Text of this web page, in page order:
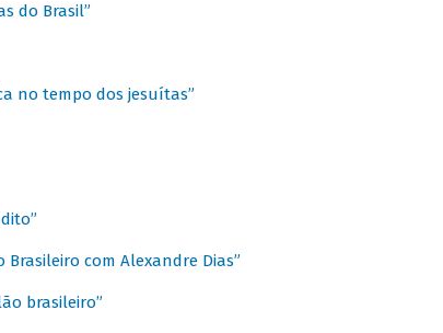
do Brasil”
no tempo dos jesuítas”
com Alexandre Dias”
brasileiro”